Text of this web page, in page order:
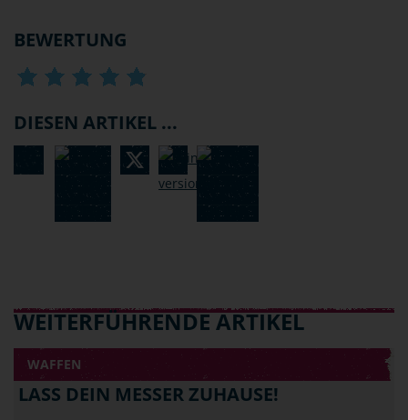
BEWERTUNG
DIESEN ARTIKEL ...
WEITERFÜHRENDE ARTIKEL
WAFFEN
LASS DEIN MESSER ZUHAUSE!